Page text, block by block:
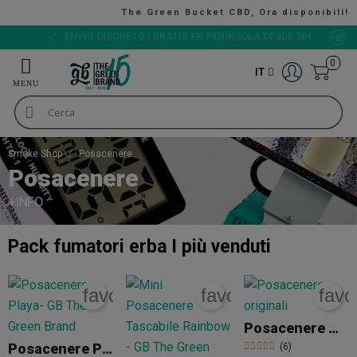
The Green Bucket CBD, Ora disponibili!
VALUTAZIONE 9/10
IT
0
Smoke Shop Posacenere
Posacenere
+INFO
Pack fumatori erba I più venduti
Posacenere Playa
favorite_borderfavorite_border
Posacenere Originali
(6)